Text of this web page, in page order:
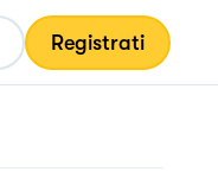
Registrati